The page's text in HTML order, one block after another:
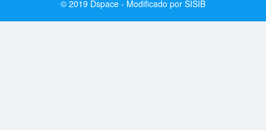
© 2019 Dspace - Modificado por SISIB